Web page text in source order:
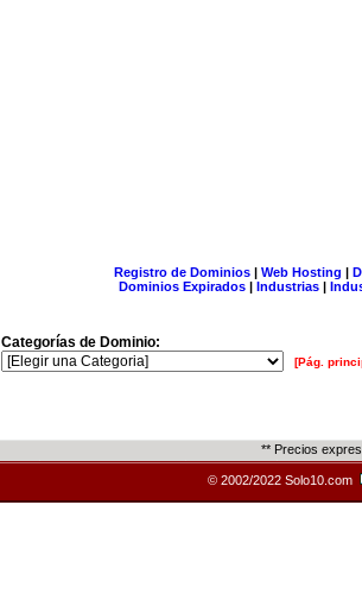
Registro de Dominios| Web Hosting |
Dominios Expirados | Industrias |
Categorías de Dominio:
[Pág.
** Precios
© 2002/2022 Solo10.com